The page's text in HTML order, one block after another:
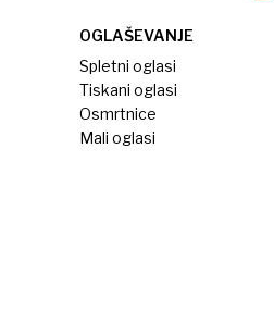
OGLAŠEVANJE
Spletni oglasi
Tiskani oglasi
Osmrtnice
Mali oglasi